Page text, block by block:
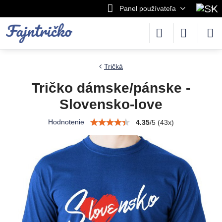
Panel používateľa
Tričká
Tričko dámske/pánske -
Slovensko-love
Hodnotenie 4.35/5 (43x)